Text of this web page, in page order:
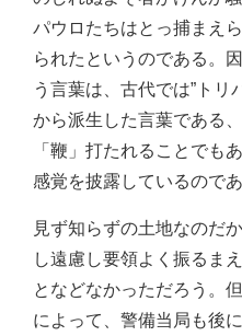
パウロたちはとっ捕まえ
られたというのである。
う言葉は、古代では”トリ
から派生した言葉である
「鞭」打たれることでも
感覚を披露しているのであ
見ず知らずの土地なのだ
し遠慮し要領よく振るま
となどなかっただろう。
によって、警備当局も後